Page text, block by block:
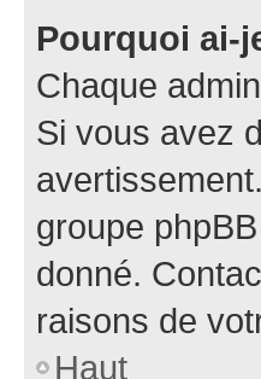
Pourquoi ai-
Chaque
Si vous avez
groupe
donné.
raisons de
Haut